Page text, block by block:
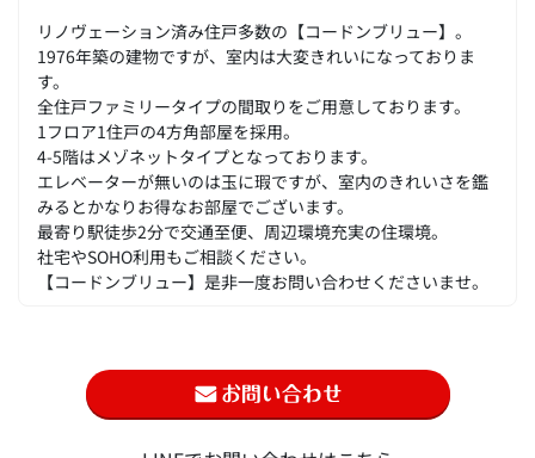
リノヴェーション済み住戸多数の【コードンブリュー】。
1976年築の建物ですが、室内は大変きれいになっておりま
す。
全住戸ファミリータイプの間取りをご用意しております。
1フロア1住戸の4方角部屋を採用。
4-5階はメゾネットタイプとなっております。
エレベーターが無いのは玉に瑕ですが、室内のきれいさを鑑
みるとかなりお得なお部屋でございます。
最寄り駅徒歩2分で交通至便、周辺環境充実の住環境。
社宅やSOHO利用もご相談ください。
【コードンブリュー】是非一度お問い合わせくださいませ。